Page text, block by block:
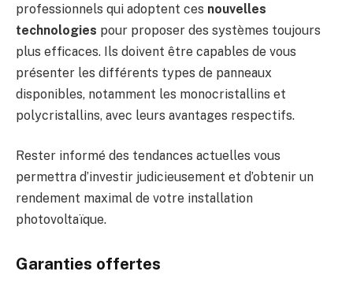
professionnels qui adoptent ces nouvelles
technologies pour proposer des systèmes toujours
plus efficaces. Ils doivent être capables de vous
présenter les différents types de panneaux
disponibles, notamment les monocristallins et
polycristallins, avec leurs avantages respectifs.
Rester informé des tendances actuelles vous
permettra d’investir judicieusement et d’obtenir un
rendement maximal de votre installation
photovoltaïque.
Garanties offertes